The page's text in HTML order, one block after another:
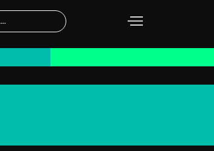
Keresés: